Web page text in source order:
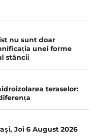
nu sunt doar
unei forme
stâncii
teraselor:
Joi 6 August 2026